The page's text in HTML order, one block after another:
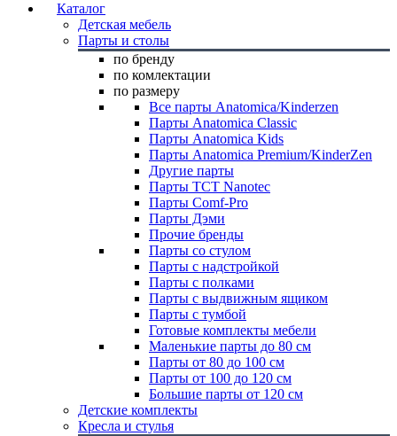
Каталог
Детская мебель
Парты и столы
по бренду
по комлектации
по размеру
Все парты Anatomica/Kinderzen
Парты Anatomica Classic
Парты Anatomica Kids
Парты Anatomica Premium/KinderZen
Другие парты
Парты TCT Nanotec
Парты Comf-Pro
Парты Дэми
Прочие бренды
Парты со стулом
Парты с надстройкой
Парты с полками
Парты с выдвижным ящиком
Парты с тумбой
Готовые комплекты мебели
Маленькие парты до 80 см
Парты от 80 до 100 см
Парты от 100 до 120 см
Большие парты от 120 см
Детские комплекты
Кресла и стулья